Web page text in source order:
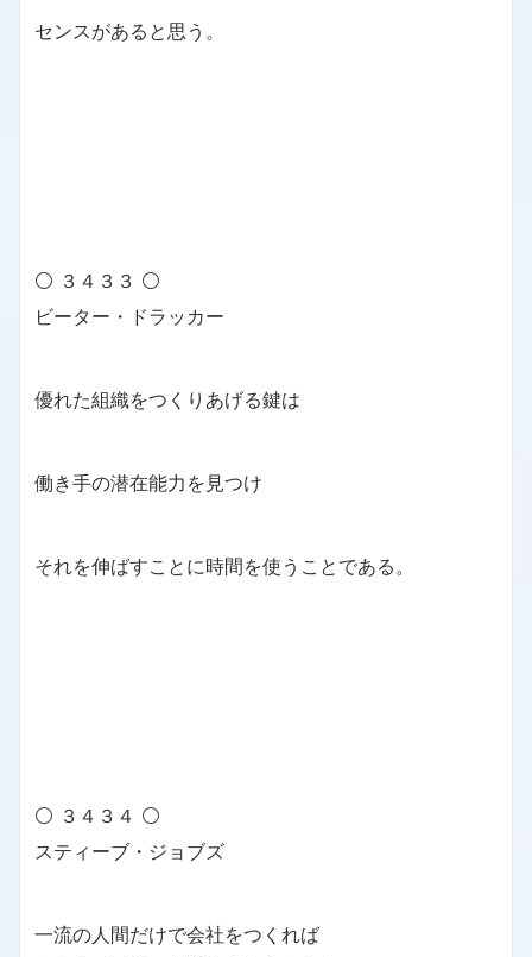
センスがあると思う。
⚪ ３４３３ ⚪
ビーター・ドラッカー
優れた組織をつくりあげる鍵は
働き手の潜在能力を見つけ
それを伸ばすことに時間を使うことである。
⚪ ３４３４ ⚪
スティーブ・ジョブズ
一流の人間だけで会社をつくれば